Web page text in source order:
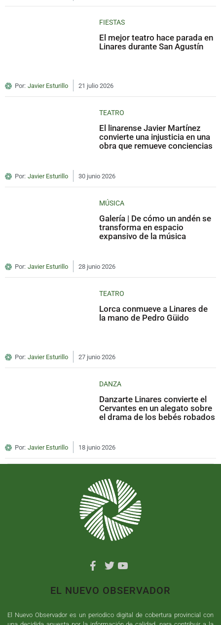
FIESTAS
El mejor teatro hace parada en
Linares durante San Agustín
Por: Javier Esturillo 21 julio 2026
TEATRO
El linarense Javier Martínez
convierte una injusticia en una
obra que remueve conciencias
Por: Javier Esturillo 30 junio 2026
MÚSICA
Galería | De cómo un andén se
transforma en espacio
expansivo de la música
Por: Javier Esturillo 28 junio 2026
TEATRO
Lorca conmueve a Linares de
la mano de Pedro Güido
Por: Javier Esturillo 27 junio 2026
DANZA
Danzarte Linares convierte el
Cervantes en un alegato sobre
el drama de los bebés robados
Por: Javier Esturillo 18 junio 2026
EL NUEVO OBSERVADOR
El Nuevo Observador es un periodico digital de cobertura provincial con